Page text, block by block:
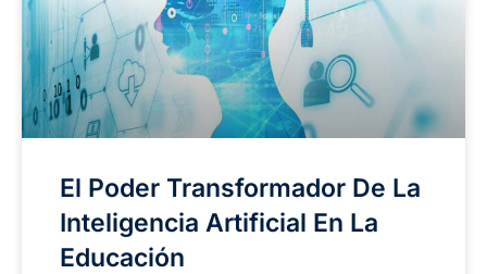
El Poder Transformador De La
Inteligencia Artificial En La
Educación